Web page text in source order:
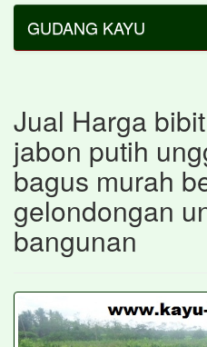
GUDANG KAYU
Jual Harga
jabon putih
bagus murah
gelondongan
bangunan